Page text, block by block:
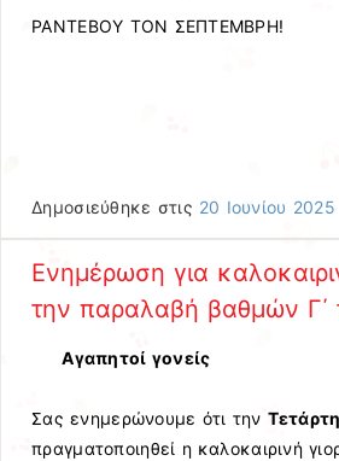
ΡΑΝΤΕΒΟΥ ΤΟΝ ΣΕΠΤΕΜΒΡΗ!
Δημοσιεύθηκε στις 20 Ιουνίου 2025
Ενημέρωση για
την παραλαβή βαθμών Γ΄
Αγαπητοί γονείς
Σας ενημερώνουμε ότι την
πραγματοποιηθεί η καλοκαιρινή